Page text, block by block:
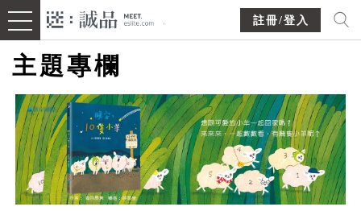
註冊/登入
主題專欄